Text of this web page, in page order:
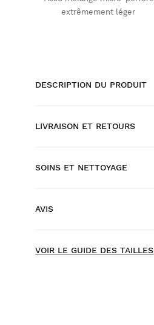
extrêmement léger
DESCRIPTION DU PRODUIT
LIVRAISON ET RETOURS
SOINS ET NETTOYAGE
AVIS
VOIR LE GUIDE DES TAILLES